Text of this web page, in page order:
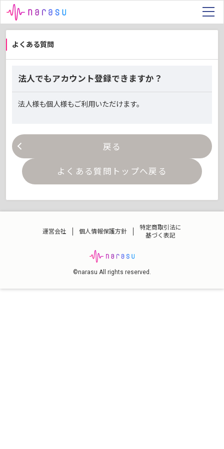
よくある質問
法人でもアカウント登録できますか？
法人様も個人様もご利用いただけます。
戻る
よくある質問トップへ戻る
運営会社 個人情報保護方針
特定商取引法に
基づく表記
©narasu All rights reserved.